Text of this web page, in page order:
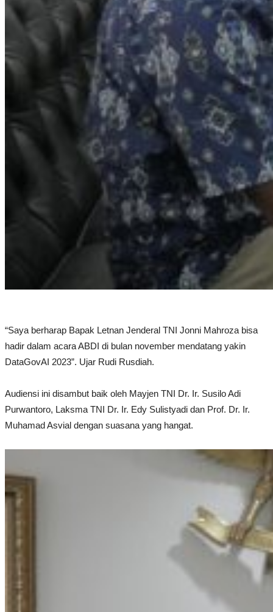
“Saya berharap Bapak Letnan Jenderal TNI Jonni Mahroza bisa
hadir dalam acara ABDI di bulan november mendatang yakin
DataGovAI 2023”. Ujar Rudi Rusdiah.
Audiensi ini disambut baik oleh Mayjen TNI Dr. Ir. Susilo Adi
Purwantoro, Laksma TNI Dr. Ir. Edy Sulistyadi dan Prof. Dr. Ir.
Muhamad Asvial dengan suasana yang hangat.